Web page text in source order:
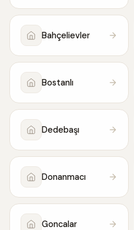
Bahçelievler
Bostanlı
Dedebaşı
Donanmacı
Goncalar